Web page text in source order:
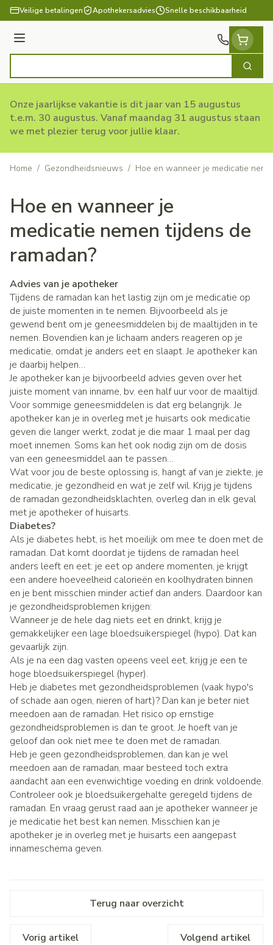
Ga naar de inhoud
Veilige betalingen Apothekersadvies Snelle beschikbaarheid
Menu
Zoek
Onze jaarlijkse vakantie is dit jaar van 15 augustus
t.e.m. 30 augustus. Vanaf maandag 31 augustus staan
we met plezier terug voor jullie klaar.
Home / Gezondheidsnieuws / Hoe en wanneer je medicatie
Hoe en wanneer je
medicatie nemen tijdens de
ramadan?
Advies van je apotheker
Tijdens de ramadan kan het lastig zijn om je medicatie op
de juiste momenten in te nemen. Bijvoorbeeld als je
gewend bent om je geneesmiddelen bij de maaltijden in te
nemen. Bovendien kan je lichaam anders reageren op je
medicatie, omdat je anders eet en slaapt. Je apotheker kan
je daarbij helpen…
Je apotheker kan je bijvoorbeeld advies geven over het
juiste moment van inname, bv. een half uur voor de maaltijd.
Voor sommige geneesmiddelen is dat erg belangrijk. Je
apotheker kan je in overleg met je huisarts ook medicatie
geven die langer werkt, zodat je die maar 1 maal per dag
moet innemen. Soms kan het ook nodig zijn om de dosis
van een geneesmiddel aan te passen…
Wat voor jou de beste oplossing is, hangt af van je ziekte, je
medicatie, je gezondheid en wat je zelf wil. Krijg je tijdens
de ramadan gezondheidsklachten, overleg dan in elk geval
met je apotheker of huisarts.
Diabetes?
Als je diabetes hebt, is het moeilijk om mee te doen met de
ramadan. Dat komt doordat je tijdens de ramadan heel
anders leeft en eet: je eet op andere momenten, je krijgt
een andere hoeveelheid calorieën en koolhydraten binnen
en je bent misschien minder actief dan anders. Daardoor kan
je gezondheidsproblemen krijgen:
Wanneer je de hele dag niets eet en drinkt, krijg je
gemakkelijker een lage bloedsuikerspiegel (hypo). Dat kan
gevaarlijk zijn.
Als je na een dag vasten opeens veel eet, krijg je een te
hoge bloedsuikerspiegel (hyper).
Heb je diabetes met gezondheidsproblemen (vaak hypo's
of schade aan ogen, nieren of hart)? Dan kan je beter niet
meedoen aan de ramadan. Het risico op ernstige
gezondheidsproblemen is dan te groot. Je hoeft van je
geloof dan ook niet mee te doen met de ramadan.
Heb je geen gezondheidsproblemen, dan kan je wel
meedoen aan de ramadan, maar besteed toch extra
aandacht aan een evenwichtige voeding en drink voldoende.
Controleer ook je bloedsuikergehalte geregeld tijdens de
ramadan. En vraag gerust raad aan je apotheker wanneer je
je medicatie het best kan nemen. Misschien kan je
apotheker je in overleg met je huisarts een aangepast
innameschema geven.
Terug naar overzicht
Vorig artikel Volgend artikel